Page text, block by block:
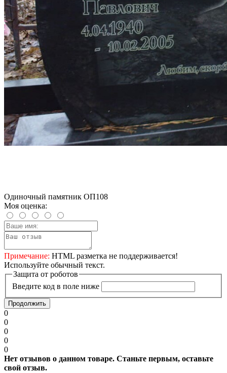
Одиночный памятник ОП108
Моя оценка:
Примечание: HTML разметка не поддерживается!
Используйте обычный текст.
Защита от роботов
Введите код в поле ниже
Продолжить
0
0
0
0
0
Нет отзывов о данном товаре. Станьте первым, оставьте
свой отзыв.